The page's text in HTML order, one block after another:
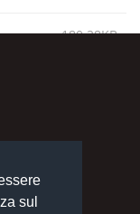
sul
180.28KB